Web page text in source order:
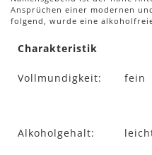
Ansprüchen einer modernen
folgend, wurde eine
Charakteristik
Vollmundigkeit: fein
Alkoholgehalt: